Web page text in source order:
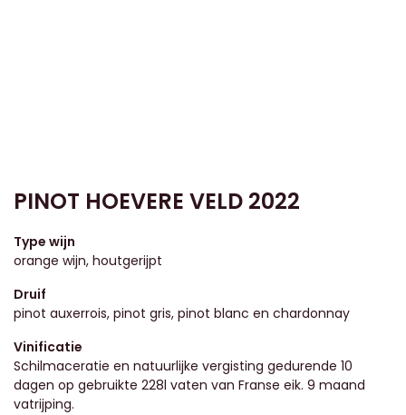
PINOT HOEVERE VELD 2022
Type wijn
orange wijn, houtgerijpt
Druif
pinot auxerrois, pinot gris, pinot blanc en chardonnay
Vinificatie
Schilmaceratie en natuurlijke vergisting gedurende 10
dagen op gebruikte 228l vaten van Franse eik. 9 maand
vatrijping.